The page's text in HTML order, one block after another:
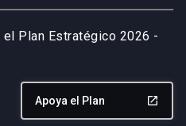
Plan Estratégico 2026 -
Apoya el Plan launch